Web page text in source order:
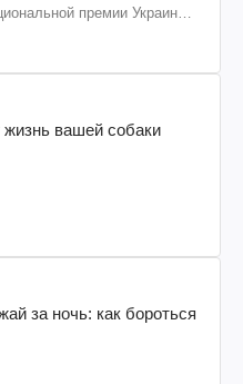
премии Украины
вашей собаки
за ночь: как бороться